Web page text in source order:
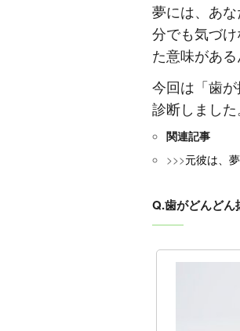
夢には、あ
分でも気づ
た意味があ
今回は「歯
診断しました
関連記事
>>>元彼は、
Q.歯がどんどん